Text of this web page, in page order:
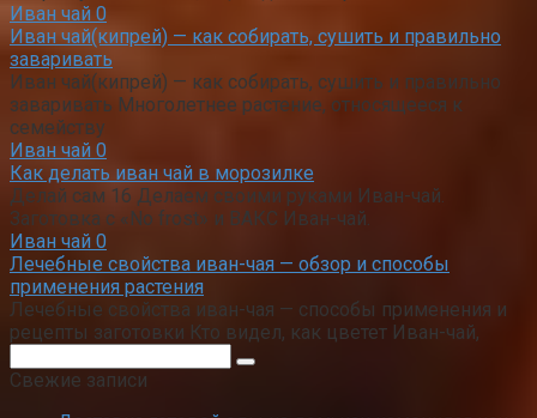
Иван чай 0
Иван чай(кипрей) — как собирать, сушить и правильно
заваривать
Иван чай(кипрей) — как собирать, сушить и правильно
заваривать Многолетнее растение, относящееся к
семейству
Иван чай 0
Как делать иван чай в морозилке
Делай сам 16 Делаем своими руками Иван-чай.
Заготовка с «No frost» и ВАКС Иван-чай.
Иван чай 0
Лечебные свойства иван-чая — обзор и способы
применения растения
Лечебные свойства иван-чая — способы применения и
рецепты заготовки Кто видел, как цветет Иван-чай,
Свежие записи